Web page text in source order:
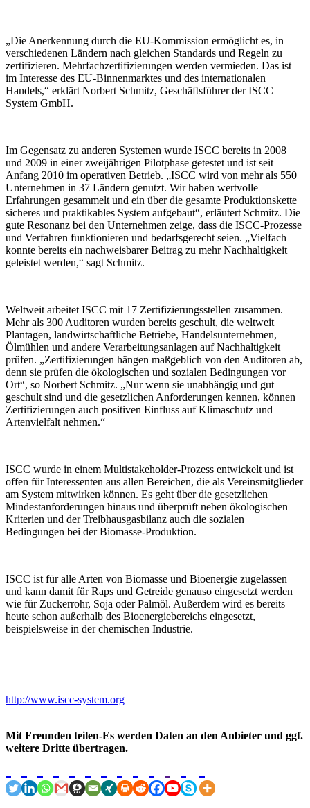
„Die Anerkennung durch die EU-Kommission ermöglicht es, in
verschiedenen Ländern nach gleichen Standards und Regeln zu
zertifizieren. Mehrfachzertifizierungen werden vermieden. Das ist
im Interesse des EU-Binnenmarktes und des internationalen
Handels,“ erklärt Norbert Schmitz, Geschäftsführer der ISCC
System GmbH.
Im Gegensatz zu anderen Systemen wurde ISCC bereits in 2008
und 2009 in einer zweijährigen Pilotphase getestet und ist seit
Anfang 2010 im operativen Betrieb. „ISCC wird von mehr als 550
Unternehmen in 37 Ländern genutzt. Wir haben wertvolle
Erfahrungen gesammelt und ein über die gesamte Produktionskette
sicheres und praktikables System aufgebaut“, erläutert Schmitz. Die
gute Resonanz bei den Unternehmen zeige, dass die ISCC-Prozesse
und Verfahren funktionieren und bedarfsgerecht seien. „Vielfach
konnte bereits ein nachweisbarer Beitrag zu mehr Nachhaltigkeit
geleistet werden,“ sagt Schmitz.
Weltweit arbeitet ISCC mit 17 Zertifizierungsstellen zusammen.
Mehr als 300 Auditoren wurden bereits geschult, die weltweit
Plantagen, landwirtschaftliche Betriebe, Handelsunternehmen,
Ölmühlen und andere Verarbeitungsanlagen auf Nachhaltigkeit
prüfen. „Zertifizierungen hängen maßgeblich von den Auditoren ab,
denn sie prüfen die ökologischen und sozialen Bedingungen vor
Ort“, so Norbert Schmitz. „Nur wenn sie unabhängig und gut
geschult sind und die gesetzlichen Anforderungen kennen, können
Zertifizierungen auch positiven Einfluss auf Klimaschutz und
Artenvielfalt nehmen.“
ISCC wurde in einem Multistakeholder-Prozess entwickelt und ist
offen für Interessenten aus allen Bereichen, die als Vereinsmitglieder
am System mitwirken können. Es geht über die gesetzlichen
Mindestanforderungen hinaus und überprüft neben ökologischen
Kriterien und der Treibhausgasbilanz auch die sozialen
Bedingungen bei der Biomasse-Produktion.
ISCC ist für alle Arten von Biomasse und Bioenergie zugelassen
und kann damit für Raps und Getreide genauso eingesetzt werden
wie für Zuckerrohr, Soja oder Palmöl. Außerdem wird es bereits
heute schon außerhalb des Bioenergiebereichs eingesetzt,
beispielsweise in der chemischen Industrie.
http://www.iscc-system.org
Mit Freunden teilen-Es werden Daten an den Anbieter und ggf.
weitere Dritte übertragen.